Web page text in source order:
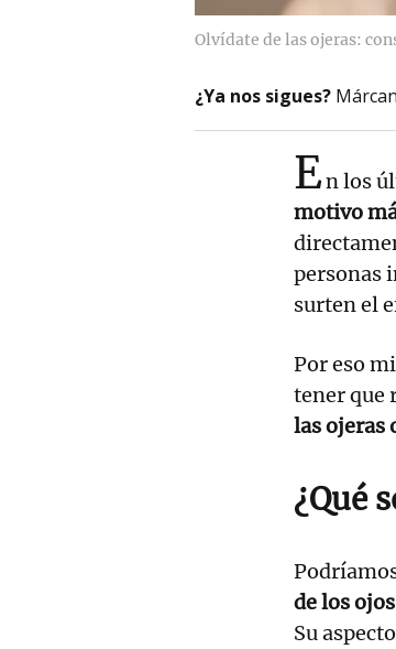
Olvídate de las ojeras:
¿Ya nos sigues?
En los
motivo
personas
surten el
Por eso
tener que
las ojeras
¿Qué
de los ojos
Su